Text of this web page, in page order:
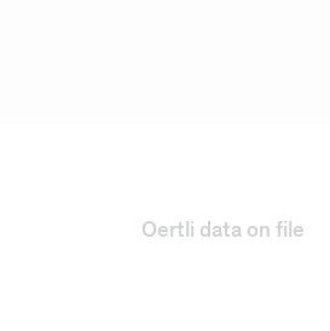
Oertli data on file